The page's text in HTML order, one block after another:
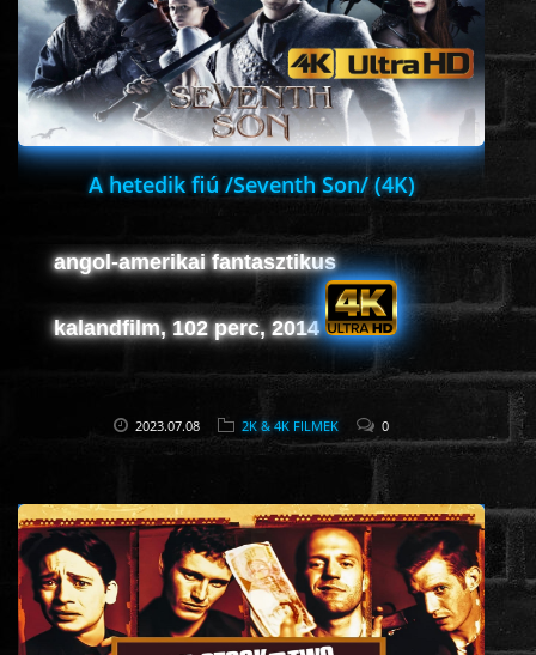
HORROR
SCI-FI
ANIMÁCIÓS
KALAND
FANTASY
DRÁMA
ROMANTIKUS
A hetedik fiú /Seventh Son/ (4K)
angol-amerikai fantasztikus
kalandfilm, 102 perc, 2014
2023.07.08 2K & 4K FILMEK 0